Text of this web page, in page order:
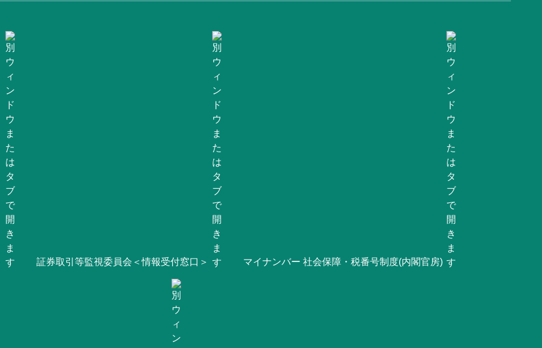
証券取引等監視委員会＜情報受付窓口＞ マイナンバー 社会保障・税番号制度(内閣官房)